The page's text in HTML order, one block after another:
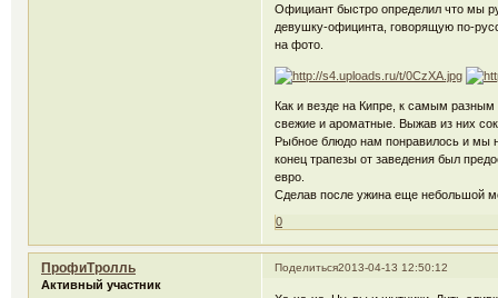
Официант быстро определил что мы
девушку-официнта, говорящую по-
на фото.
Как и везде на Кипре, к самым
свежие и ароматные. Выжав из них
Рыбное блюдо нам понравилось и мы
конец трапезы от заведения был
евро.
Сделав после ужина еще небольшой
0
Поделиться2013-04-13 12:50:12
ПрофиТролль
Активный участник